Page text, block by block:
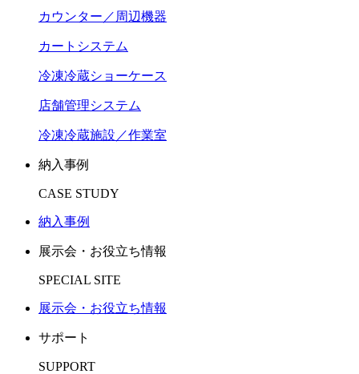
カウンター／周辺機器
カートシステム
冷凍冷蔵ショーケース
店舗管理システム
冷凍冷蔵施設／作業室
納入事例
CASE STUDY
納入事例
展示会・お役立ち情報
SPECIAL SITE
展示会・お役立ち情報
サポート
SUPPORT